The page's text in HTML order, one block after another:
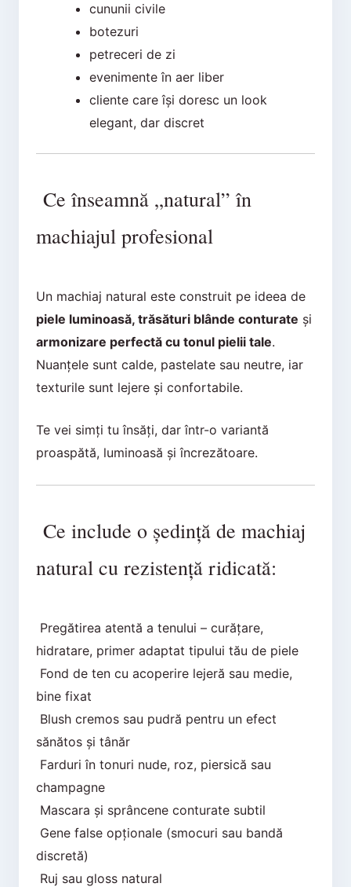
cununii civile
botezuri
petreceri de zi
evenimente în aer liber
cliente care își doresc un look
elegant, dar discret
Ce înseamnă „natural” în
machiajul profesional
Un machiaj natural este construit pe ideea de
piele luminoasă, trăsături blânde conturate și
armonizare perfectă cu tonul pielii tale.
Nuanțele sunt calde, pastelate sau neutre, iar
texturile sunt lejere și confortabile.
Te vei simți tu însăți, dar într-o variantă
proaspătă, luminoasă și încrezătoare.
Ce include o ședință de machiaj
natural cu rezistență ridicată:
Pregătirea atentă a tenului – curățare,
hidratare, primer adaptat tipului tău de piele
Fond de ten cu acoperire lejeră sau medie,
bine fixat
Blush cremos sau pudră pentru un efect
sănătos și tânăr
Farduri în tonuri nude, roz, piersică sau
champagne
Mascara și sprâncene conturate subtil
Gene false opționale (smocuri sau bandă
discretă)
Ruj sau gloss natural